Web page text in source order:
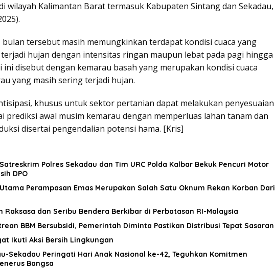
wilayah Kalimantan Barat termasuk Kabupaten Sintang dan Sekadau,
tersebut masih memungkinkan terdapat kondisi cuaca yang
hujan dengan intensitas ringan maupun lebat pada pagi hingga
ini disebut dengan kemarau basah yang merupakan kondisi cuaca
yang masih sering terjadi hujan.
khusus untuk sektor pertanian dapat melakukan penyesuaian
prediksi awal musim kemarau dengan memperluas lahan tanam dan
disertai pengendalian potensi hama. [Kris]
Polres Sekadau dan Tim URC Polda Kalbar Bekuk Pencuri Motor
DPO
Perampasan Emas Merupakan Salah Satu Oknum Rekan Korban Dari
Raksasa dan Seribu Bendera Berkibar di Perbatasan RI-Malaysia
BBM Bersubsidi, Pemerintah Diminta Pastikan Distribusi Tepat Sasaran
Ikuti Aksi Bersih Lingkungan
Sekadau Peringati Hari Anak Nasional ke-42, Teguhkan Komitmen
Bangsa